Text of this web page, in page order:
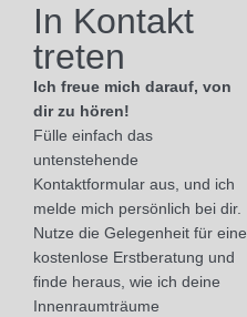
In Kontakt
treten
Ich freue mich darauf, von
dir zu hören!
Fülle einfach das
untenstehende
Kontaktformular aus, und ich
melde mich persönlich bei dir.
Nutze die Gelegenheit für eine
kostenlose Erstberatung und
finde heraus, wie ich deine
Innenraumträume